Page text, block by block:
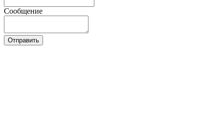
Сообщение
Отправить